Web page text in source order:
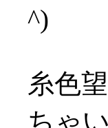
^)
糸色
ちゃ